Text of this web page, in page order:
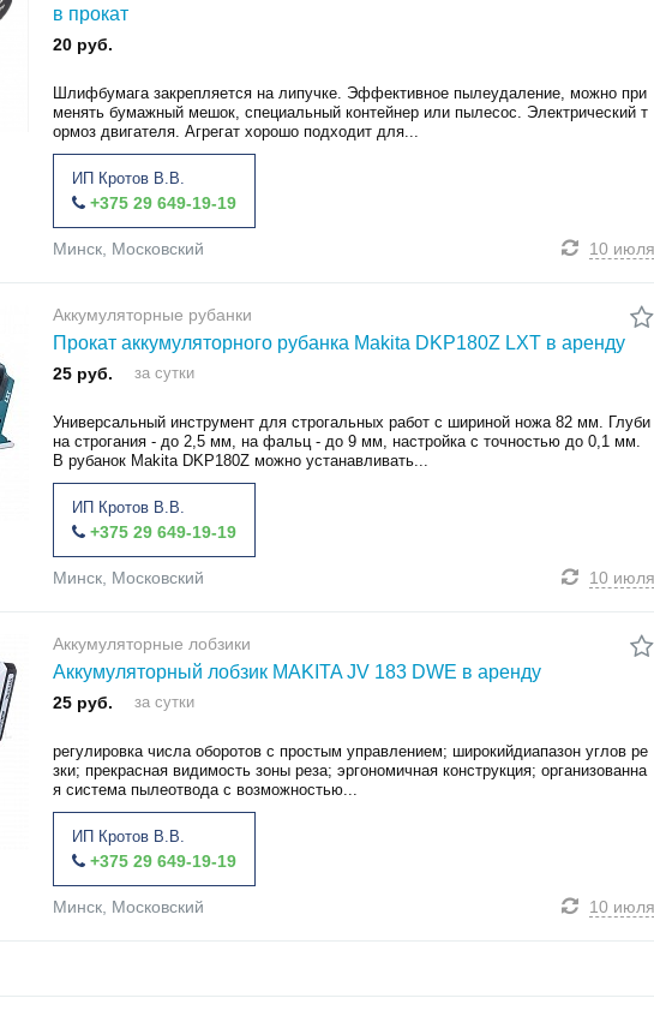
в прокат
20 руб.
Шлифбумага закрепляется на липучке. Эффективное пылеудаление, можно при
менять бумажный мешок, специальный контейнер или пылесос. Электрический т
ормоз двигателя. Агрегат хорошо подходит для...
ИП Кротов В.В.
+375 29 649-19-19
Минск, Московский 10 июля
Аккумуляторные рубанки
Прокат аккумуляторного рубанка Makita DKP180Z LXT в аренду
25 руб. за сутки
Универсальный инструмент для строгальных работ с шириной ножа 82 мм. Глуби
на строгания - до 2,5 мм, на фальц - до 9 мм, настройка с точностью до 0,1 мм.
В рубанок Makita DKP180Z можно устанавливать...
ИП Кротов В.В.
+375 29 649-19-19
Минск, Московский 10 июля
Аккумуляторные лобзики
Аккумуляторный лобзик MAKITA JV 183 DWE в аренду
25 руб. за сутки
регулировка числа оборотов с простым управлением; широкийдиапазон углов ре
зки; прекрасная видимость зоны реза; эргономичная конструкция; организованна
я система пылеотвода с возможностью...
ИП Кротов В.В.
+375 29 649-19-19
Минск, Московский 10 июля